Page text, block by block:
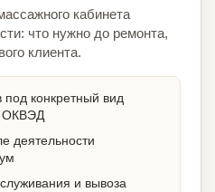
кабинета
что нужно до ремонта,
клиента.
под конкретный вид
ОКВЭД
деятельности
и вывоза